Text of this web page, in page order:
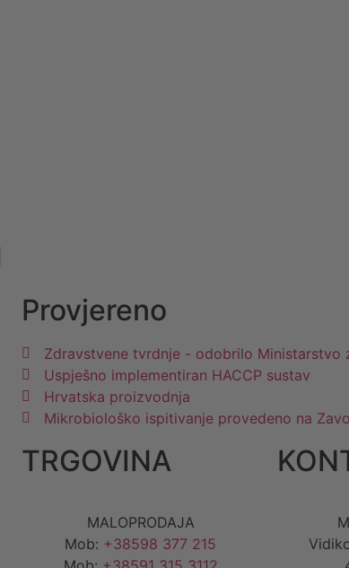
Provjereno
Zdravstvene tvrdnje - odobrilo Ministarstvo
Uspješno implementiran HACCP sustav
Hrvatska proizvodnja
Mikrobiološko ispitivanje provedeno na
TRGOVINA
MALOPRODAJA
Mob: +38598 377 215